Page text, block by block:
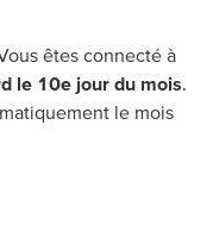
êtes connecté à
le 10e jour du mois.
le mois